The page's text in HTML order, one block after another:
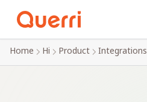
Skip to content
Home Hi Product Integrations